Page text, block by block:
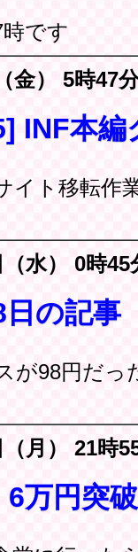
です
金） 5時47
INF本編
イト移転作
（水） 0時45
の記事
が98円だっ
（月） 21時
6万円